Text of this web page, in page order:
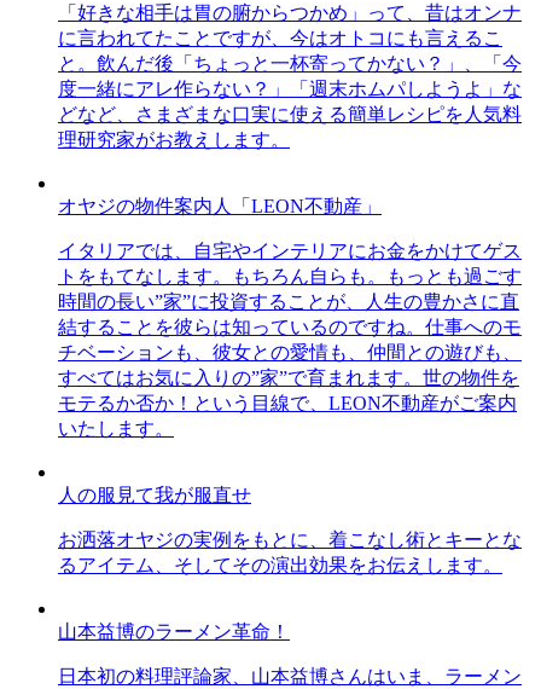
「好きな相手は胃の腑からつかめ」って、昔はオンナ
に言われてたことですが、今はオトコにも言えるこ
と。飲んだ後「ちょっと一杯寄ってかない？」、「今
度一緒にアレ作らない？」「週末ホムパしようよ」な
どなど、さまざまな口実に使える簡単レシピを人気料
理研究家がお教えします。
オヤジの物件案内人「LEON不動産」
イタリアでは、自宅やインテリアにお金をかけてゲス
トをもてなします。もちろん自らも。もっとも過ごす
時間の長い”家”に投資することが、人生の豊かさに直
結することを彼らは知っているのですね。仕事へのモ
チベーションも、彼女との愛情も、仲間との遊びも、
すべてはお気に入りの”家”で育まれます。世の物件を
モテるか否か！という目線で、LEON不動産がご案内
いたします。
人の服見て我が服直せ
お洒落オヤジの実例をもとに、着こなし術とキーとな
るアイテム、そしてその演出効果をお伝えします。
山本益博のラーメン革命！
日本初の料理評論家、山本益博さんはいま、ラーメン